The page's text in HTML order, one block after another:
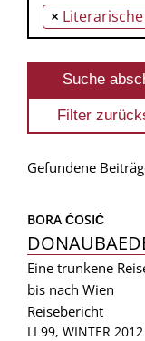
× Literarische
Gefundene
BORA ĆOSIĆ
Eine trunkene
bis nach Wien
Reisebericht
LI 99, WINTER 2012